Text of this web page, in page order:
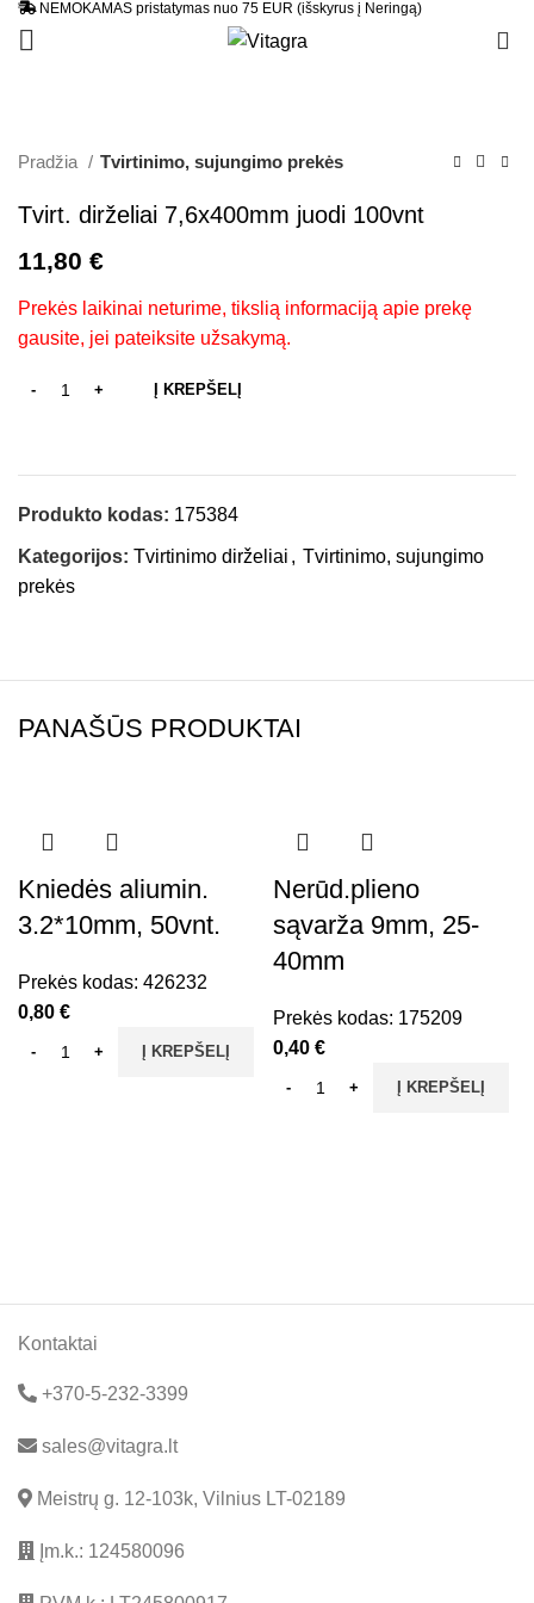
NEMOKAMAS pristatymas nuo 75 EUR (išskyrus į Neringą)
Pradžia Tvirtinimo, sujungimo prekės
Tvirt. dirželiai 7,6x400mm juodi 100vnt
11,80 €
Prekės laikinai neturime, tikslią informaciją apie prekę
gausite, jei pateiksite užsakymą.
Į KREPŠELĮ
Produkto kodas: 175384
Kategorijos: Tvirtinimo dirželiai , Tvirtinimo, sujungimo
prekės
PANAŠŪS PRODUKTAI
Kniedės aliumin.
3.2*10mm, 50vnt.
Prekės kodas: 426232
0,80 €
Į KREPŠELĮ
Nerūd.plieno
sąvarža 9mm, 25-
40mm
Prekės kodas: 175209
0,40 €
Į KREPŠELĮ
Kontaktai
+370-5-232-3399
sales@vitagra.lt
Meistrų g. 12-103k, Vilnius LT-02189
Įm.k.: 124580096